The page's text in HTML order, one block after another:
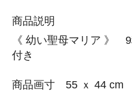
商品説明
《 幼い聖母マリア 》
付き
商品画寸 55 ｘ 44 cm